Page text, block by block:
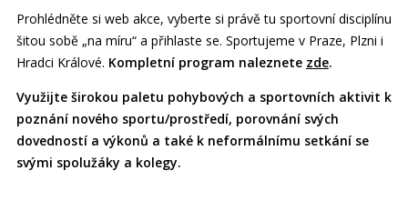
Prohlédněte si web akce, vyberte si právě tu sportovní disciplínu
šitou sobě „na míru“ a přihlaste se. Sportujeme v Praze, Plzni i
Hradci Králové. Kompletní program naleznete zde.
Využijte širokou paletu pohybových a sportovních aktivit k
poznání nového sportu/prostředí, porovnání svých
dovedností a výkonů a také k neformálnímu setkání se
svými spolužáky a kolegy.